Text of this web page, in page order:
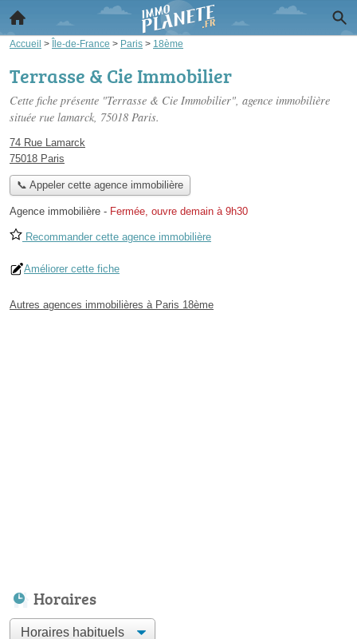
Accueil > Île-de-France > Paris > 18ème
Terrasse & Cie Immobilier
Cette fiche présente "Terrasse & Cie Immobilier", agence immobilière
située rue lamarck, 75018 Paris.
74 Rue Lamarck
75018 Paris
📞 Appeler cette agence immobilière
Agence immobilière - Fermée, ouvre demain à 9h30
Recommander cette agence immobilière
Améliorer cette fiche
Autres agences immobilières à Paris 18ème
Horaires